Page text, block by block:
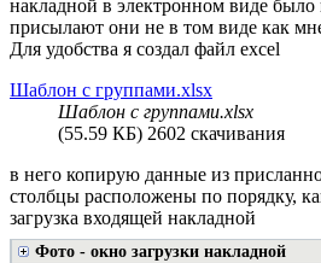
накладной в электронном виде
присылают они не в том виде как
Для удобства я создал файл excel
Шаблон с группами.xlsx
Шаблон с группами.xlsx
(55.59 КБ) 2602 скачивания
в него копирую данные из
столбцы расположены по порядку,
загрузка входящей накладной
Фото - окно загрузки накладной